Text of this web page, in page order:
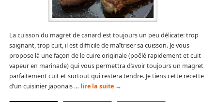
La cuisson du magret de canard est toujours un peu délicate: trop
saignant, trop cuit, il est difficile de maîtriser sa cuisson. Je vous
propose là une façon de le cuire originale (poêlé rapidement et cuit
vapeur en marinade) qui vous permettra d’avoir toujours un magret
parfaitement cuit et surtout qui restera tendre. Je tiens cette recette
d’un cuisinier japonais … lire la suite →